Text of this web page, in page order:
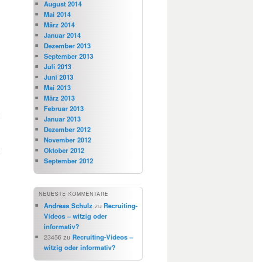
August 2014
Mai 2014
März 2014
Januar 2014
Dezember 2013
September 2013
Juli 2013
Juni 2013
Mai 2013
März 2013
Februar 2013
Januar 2013
Dezember 2012
November 2012
Oktober 2012
September 2012
NEUESTE KOMMENTARE
Andreas Schulz zu Recruiting-
Videos – witzig oder
informativ?
23456 zu Recruiting-Videos –
witzig oder informativ?